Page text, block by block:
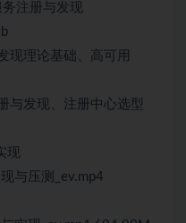
注册与发现
现理论基础、高可用
与发现、注册中心选型
现
与压测_ev.mp4